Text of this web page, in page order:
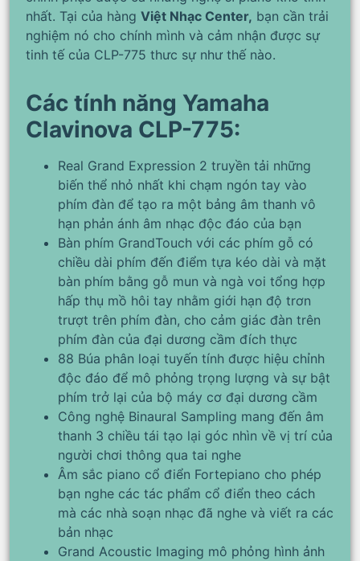
nhất. Tại của hàng Việt Nhạc Center, bạn cần trải
nghiệm nó cho chính mình và cảm nhận được sự
tinh tế của CLP-775 thưc sự như thế nào.
Các tính năng Yamaha
Clavinova CLP-775:
Real Grand Expression 2 truyền tải những
biến thể nhỏ nhất khi chạm ngón tay vào
phím đàn để tạo ra một bảng âm thanh vô
hạn phản ánh âm nhạc độc đáo của bạn
Bàn phím GrandTouch với các phím gỗ có
chiều dài phím đến điểm tựa kéo dài và mặt
bàn phím bằng gỗ mun và ngà voi tổng hợp
hấp thụ mồ hôi tay nhằm giới hạn độ trơn
trượt trên phím đàn, cho cảm giác đàn trên
phím đàn của đại dương cầm đích thực
88 Búa phân loại tuyến tính được hiệu chỉnh
độc đáo để mô phỏng trọng lượng và sự bật
phím trở lại của bộ máy cơ đại dương cầm
Công nghệ Binaural Sampling mang đến âm
thanh 3 chiều tái tạo lại góc nhìn về vị trí của
người chơi thông qua tai nghe
Âm sắc piano cổ điển Fortepiano cho phép
bạn nghe các tác phẩm cổ điển theo cách
mà các nhà soạn nhạc đã nghe và viết ra các
bản nhạc
Grand Acoustic Imaging mô phỏng hình ảnh